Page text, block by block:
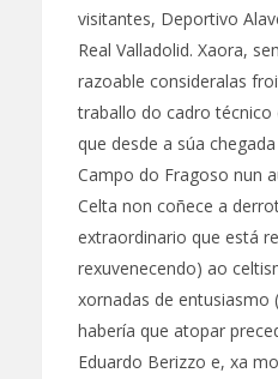
visitantes, Deportivo
Real Valladolid. Xaora,
razoable consideralas
traballo do cadro técnico
que desde a súa
Campo do Fragoso nun
Celta non coñece a
extraordinario que está
rexuvenecendo) ao
xornadas de entusiasmo
habería que atopar
Eduardo Berizzo e, xa